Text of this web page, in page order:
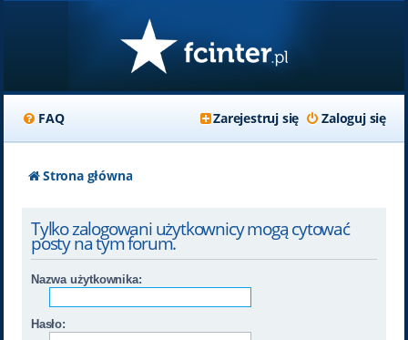
FAQ Zaloguj się
Zarejestruj się
Strona główna
Tylko zalogowani użytkownicy mogą cytować
posty na tym forum.
Nazwa użytkownika:
Hasło: